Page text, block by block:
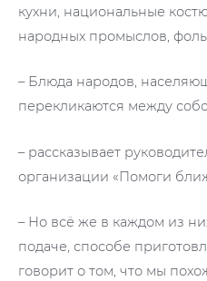
кухни, национальные
народных промыслов,
– Блюда народов,
перекликаются между
– рассказывает
организации «Помоги
– Но всё же в каждом из
подаче, способе
говорит о том, что мы